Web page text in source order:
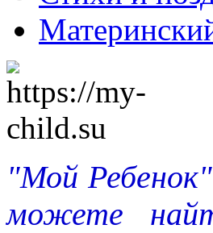
"Мой
можете